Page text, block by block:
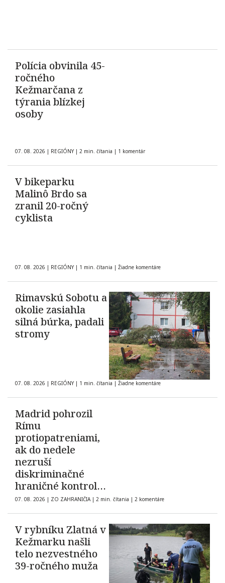
Polícia obvinila 45-
ročného
Kežmarčana z
týrania blízkej
osoby
07. 08. 2026 | REGIÓNY | 2 min. čítania | 1 komentár
V bikeparku
Malinô Brdo sa
zranil 20-ročný
cyklista
07. 08. 2026 | REGIÓNY | 1 min. čítania | Žiadne komentáre
Rimavskú Sobotu a
okolie zasiahla
silná búrka, padali
stromy
07. 08. 2026 | REGIÓNY | 1 min. čítania | Žiadne komentáre
Madrid pohrozil
Rímu
protiopatreniami,
ak do nedele
nezruší
diskriminačné
hraničné kontroly
španielskych
občanov
07. 08. 2026 | ZO ZAHRANIČIA | 2 min. čítania | 2 komentáre
V rybníku Zlatná v
Kežmarku našli
telo nezvestného
39-ročného muža